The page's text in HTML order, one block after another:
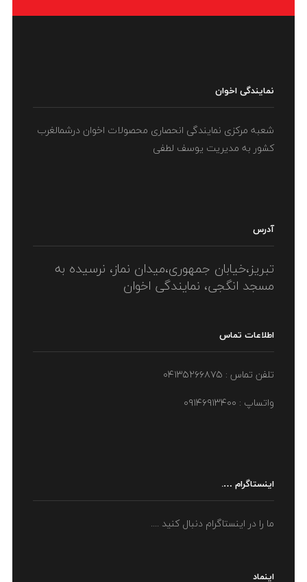
نمایندگی اخوان
شعبه مرکزی نمایندگی انحصاری محصولات اخوان درشمالغرب
کشور به مدیریت یوسف لطفی
آدرس
تبریز،خیابان جمهوری،میدان نماز، نرسیده به
مسجد انگجی، نمایندگی اخوان
اطلاعات تماس
تلفن تماس : ۰۴۱۳۵۲۶۶۸۷۵
واتساپ : ۰۹۱۴۶۹۱۳۴۰۰
اینستاگرام ….
ما را در اینستاگرام دنبال کنید ....
اینماد